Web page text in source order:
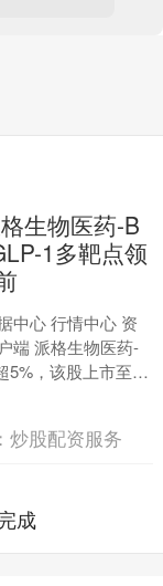
生物医药-B
1多靶点领
中心 行情中心 资
端 派格生物医药-
5%，该股上市至今
截至发稿，股
炒股配资服务
成